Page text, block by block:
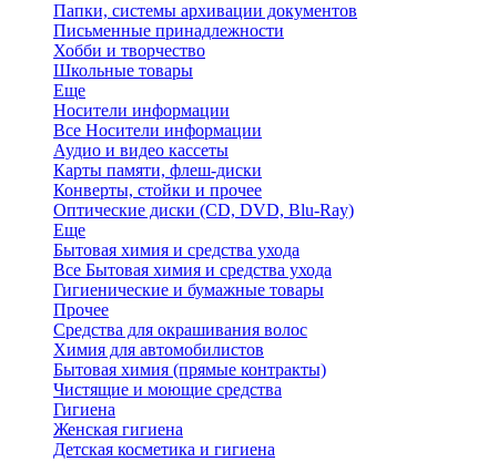
Папки, системы архивации документов
Письменные принадлежности
Хобби и творчество
Школьные товары
Еще
Носители информации
Все Носители информации
Аудио и видео кассеты
Карты памяти, флеш-диски
Конверты, стойки и прочее
Оптические диски (CD, DVD, Blu-Ray)
Еще
Бытовая химия и средства ухода
Все Бытовая химия и средства ухода
Гигиенические и бумажные товары
Прочее
Средства для окрашивания волос
Химия для автомобилистов
Бытовая химия (прямые контракты)
Чистящие и моющие средства
Гигиена
Женская гигиена
Детская косметика и гигиена